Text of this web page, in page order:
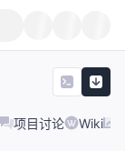
项目讨论 Wiki